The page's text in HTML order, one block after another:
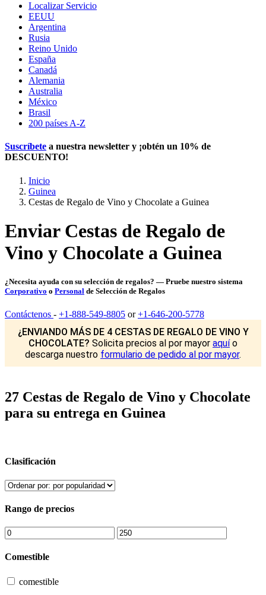
Localizar Servicio
EEUU
Argentina
Rusia
Reino Unido
España
Canadá
Alemania
Australia
México
Brasil
200 países A-Z
Suscríbete a nuestra newsletter y ¡obtén un 10% de
DESCUENTO!
Inicio
Guinea
Cestas de Regalo de Vino y Chocolate a Guinea
Enviar Cestas de Regalo de
Vino y Chocolate a Guinea
¿Necesita ayuda con su selección de regalos? — Pruebe nuestro sistema
Corporativo o Personal de Selección de Regalos
Contáctenos - +1-888-549-8805 or+1-646-200-5778
¿ENVIANDO MÁS DE 4 CESTAS DE REGALO DE VINO Y
CHOCOLATE? Solicita precios al por mayor aquío
descarga nuestro formulario de pedido al por mayor.
27 Cestas de Regalo de Vino y Chocolate
para su entrega en Guinea
Clasificación
Rango de precios
Comestible
comestible